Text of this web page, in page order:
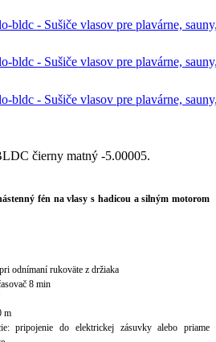
čierny matný -5.00005.
fén na vlasy s hadicou a silným motorom
odnímaní rukoväte z držiaka
8 min
m
pripojenie do elektrickej zásuvky alebo priame